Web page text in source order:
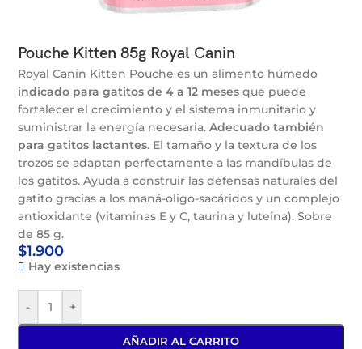
Pouche Kitten 85g Royal Canin
Royal Canin Kitten Pouche es un alimento húmedo
indicado para gatitos de 4 a 12 meses que puede
fortalecer el crecimiento y el sistema inmunitario y
suministrar la energía necesaria.Adecuado también
para gatitos lactantes. El tamaño y la textura de los
trozos se adaptan perfectamente a las mandíbulas de
los gatitos. Ayuda a construir las defensas naturales del
gatito gracias a los maná-oligo-sacáridos y un complejo
antioxidante (vitaminas E y C, taurina y luteína). Sobre
de 85 g.
$1.900
Hay existencias
- +
AÑADIR AL CARRITO